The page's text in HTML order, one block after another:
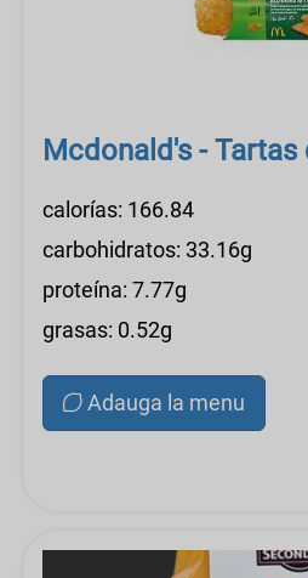
Mcdonald's - Tartas
calorías: 166.84
carbohidratos: 33.16g
proteína: 7.77g
grasas: 0.52g
Adauga la menu